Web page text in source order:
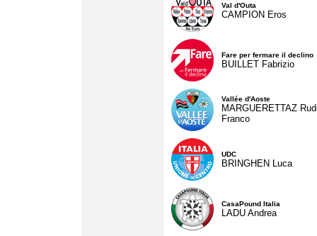
Val d'Outa
CAMPION Eros
Fare per fermare il declino
BUILLET Fabrizio
Vallée d'Aoste
MARGUERETTAZ
Franco
UDC
BRINGHEN Luca
CasaPound Italia
LADU Andrea